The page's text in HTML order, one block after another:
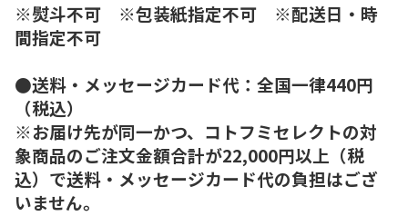
※熨斗不可 ※包装紙指定不可 ※配送日・時
間指定不可
●送料・メッセージカード代：全国一律440円
（税込）
※お届け先が同一かつ、コトフミセレクトの対
象商品のご注文金額合計が22,000円以上（税
込）で送料・メッセージカード代の負担はござ
いません。